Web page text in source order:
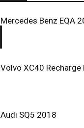
Mercedes Benz EQA
Volvo XC40 Recharge
Audi SQ5 2018